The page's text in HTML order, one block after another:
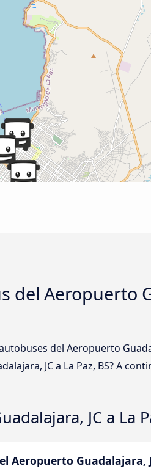
Aeropuerto
del Aeropuerto
JC a La Paz, BS? A
JC a La
Guadalajara,